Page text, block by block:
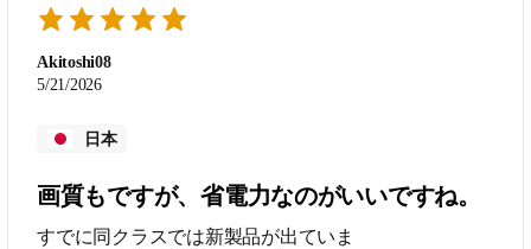
Akitoshi08
5/21/2026
日本
画質もですが、省電力なのがいいですね。
すでに同クラスでは新製品が出ていま